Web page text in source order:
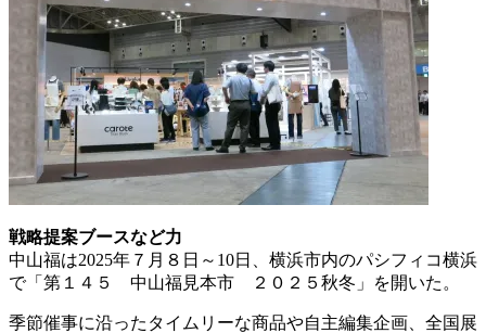
戦略提案ブースなど力
中山福は2025年７月８日～10日、横浜市内のパシフィコ横浜
で「第１４５ 中山福見本市 ２０２５秋冬」を開いた。
季節催事に沿ったタイムリーな商品や自主編集企画、全国展